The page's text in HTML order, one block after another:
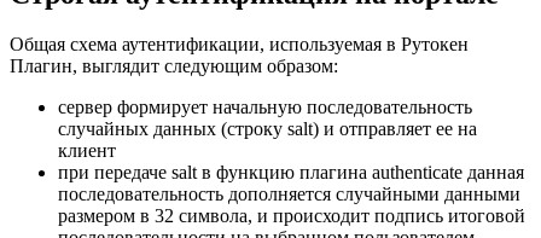
Общая схема аутентификации, используемая в Рутокен
Плагин, выглядит следующим образом:
сервер формирует начальную последовательность
случайных данных (строку salt) и отправляет ее на
клиент
при передаче salt в функцию плагина authenticate данная
последовательность дополняется случайными данными
размером в 32 символа, и происходит подпись итоговой